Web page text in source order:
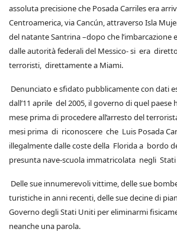
assoluta precisione che Posada Carriles era
Centroamerica, via Cancún, attraverso Isla
del natante Santrina –dopo che l’imbarcazione
dalle autorità federali del Messico- si era
terroristi, direttamente a Miami.
Denunciato e sfidato pubblicamente con dati
dall’11 aprile del 2005, il governo di quel
mese prima di procedere all’arresto del
mesi prima di riconoscere che Luis Posada
illegalmente dalle coste della Florida a bordo
presunta nave-scuola immatricolata negli
Delle sue innumerevoli vittime, delle sue
turistiche in anni recenti, delle sue decine di
Governo degli Stati Uniti per eliminarmi
neanche una parola.